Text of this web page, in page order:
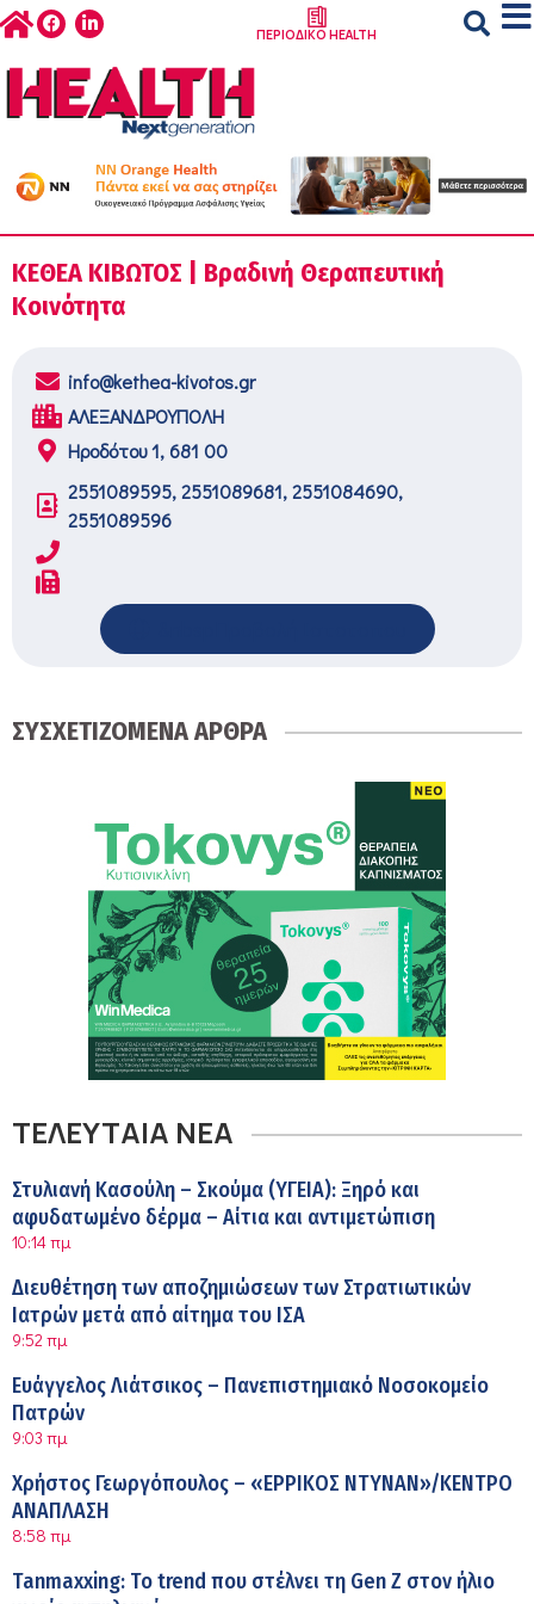
ΠΕΡΙΟΔΙΚΟ HEALTH
ΚΕΘΕΑ ΚΙΒΩΤΟΣ | Βραδινή Θεραπευτική
Κοινότητα
info@kethea-kivotos.gr
ΑΛΕΞΑΝΔΡΟΥΠΟΛΗ
Ηροδότου 1, 681 00
2551089595, 2551089681, 2551084690,
2551089596
ΣΥΣΧΕΤΙΖΟΜΕΝΑ ΑΡΘΡΑ
ΤΕΛΕΥΤΑΙΑ ΝΕΑ
Στυλιανή Κασούλη – Σκούμα (ΥΓΕΙΑ): Ξηρό και
αφυδατωμένο δέρμα – Αίτια και αντιμετώπιση
10:14 πμ
Διευθέτηση των αποζημιώσεων των Στρατιωτικών
Ιατρών μετά από αίτημα του ΙΣΑ
9:52 πμ
Ευάγγελος Λιάτσικος – Πανεπιστημιακό Νοσοκομείο
Πατρών
9:03 πμ
Χρήστος Γεωργόπουλος – «ΕΡΡΙΚΟΣ ΝΤΥΝΑΝ»/ΚΕΝΤΡΟ
ΑΝΑΠΛΑΣΗ
8:58 πμ
Tanmaxxing: To trend που στέλνει τη Gen Z στον ήλιο